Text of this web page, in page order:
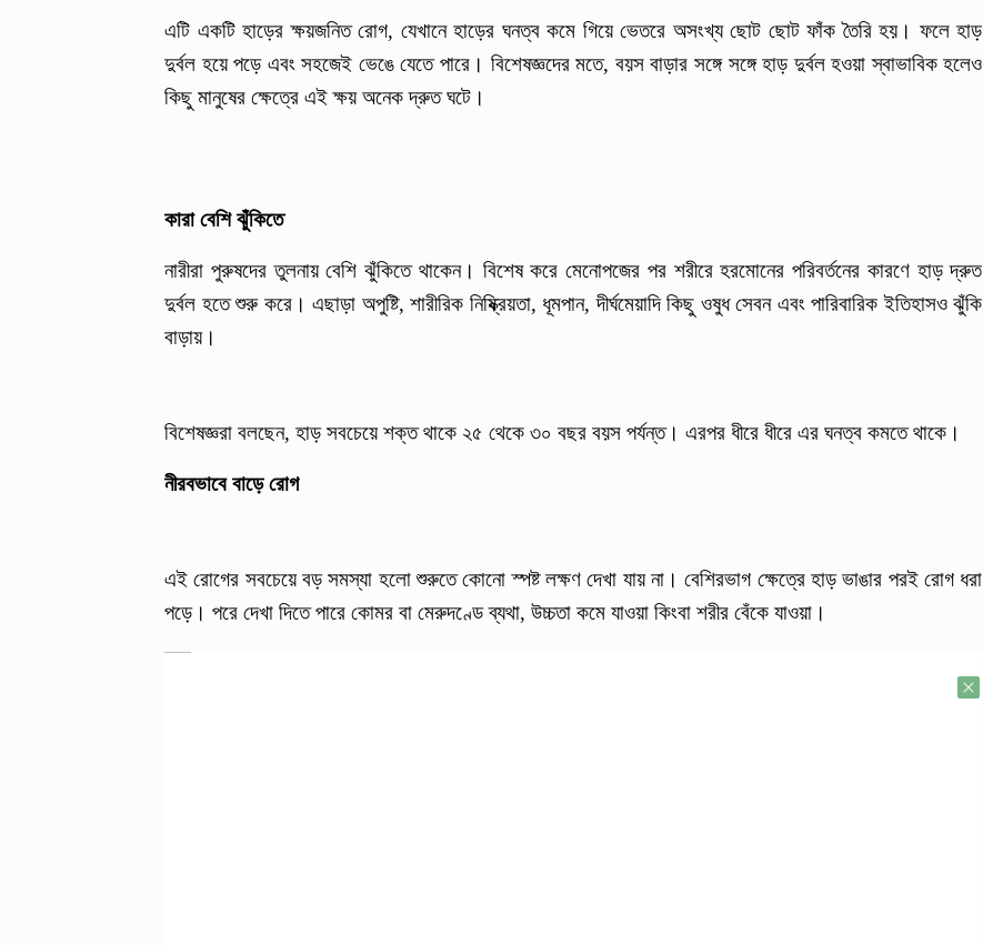
এটি একটি হাড়ের ক্ষয়জনিত রোগ, যেখানে হাড়ের ঘনত্ব কমে গিয়ে ভেতরে অসংখ্য ছোট ছোট ফাঁক তৈরি হয়। ফলে হাড়
দুর্বল হয়ে পড়ে এবং সহজেই ভেঙে যেতে পারে। বিশেষজ্ঞদের মতে, বয়স বাড়ার সঙ্গে সঙ্গে হাড় দুর্বল হওয়া স্বাভাবিক হলেও
কিছু মানুষের ক্ষেত্রে এই ক্ষয় অনেক দ্রুত ঘটে।
কারা বেশি ঝুঁকিতে
নারীরা পুরুষদের তুলনায় বেশি ঝুঁকিতে থাকেন। বিশেষ করে মেনোপজের পর শরীরে হরমোনের পরিবর্তনের কারণে হাড় দ্রুত
দুর্বল হতে শুরু করে। এছাড়া অপুষ্টি, শারীরিক নিষ্ক্রিয়তা, ধূমপান, দীর্ঘমেয়াদি কিছু ওষুধ সেবন এবং পারিবারিক ইতিহাসও ঝুঁকি
বাড়ায়।
বিশেষজ্ঞরা বলছেন, হাড় সবচেয়ে শক্ত থাকে ২৫ থেকে ৩০ বছর বয়স পর্যন্ত। এরপর ধীরে ধীরে এর ঘনত্ব কমতে থাকে।
নীরবভাবে বাড়ে রোগ
এই রোগের সবচেয়ে বড় সমস্যা হলো শুরুতে কোনো স্পষ্ট লক্ষণ দেখা যায় না। বেশিরভাগ ক্ষেত্রে হাড় ভাঙার পরই রোগ ধরা
পড়ে। পরে দেখা দিতে পারে কোমর বা মেরুদণ্ডে ব্যথা, উচ্চতা কমে যাওয়া কিংবা শরীর বেঁকে যাওয়া।